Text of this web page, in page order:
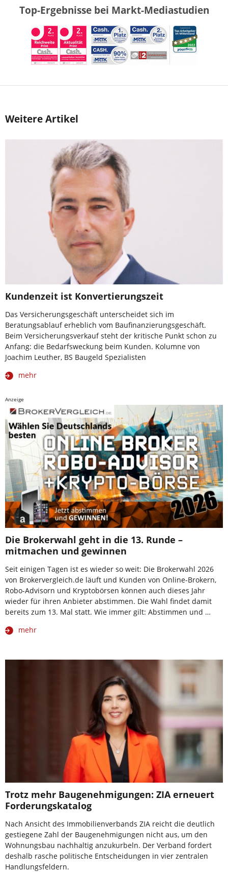
Top-Ergebnisse bei Markt-Mediastudien
Weitere Artikel
Kundenzeit ist Konvertierungszeit
Das Versicherungsgeschäft unterscheidet sich im
Beratungsablauf erheblich vom Baufinanzierungsgeschäft.
Beim Versicherungsverkauf steht der kritische Punkt schon zu
Anfang: die Bedarfsweckung beim Kunden. Kolumne von
Joachim Leuther, BS Baugeld Spezialisten
mehr
Anzeige
Die Brokerwahl geht in die 13. Runde –
mitmachen und gewinnen
Seit einigen Tagen ist es wieder so weit: Die Brokerwahl 2026
von Brokervergleich.de läuft und Kunden von Online-Brokern,
Robo-Advisorn und Kryptobörsen können auch dieses Jahr
wieder für ihren Anbieter abstimmen. Die Wahl findet damit
bereits zum 13. Mal statt. Wie immer gilt: Abstimmen und …
mehr
Trotz mehr Baugenehmigungen: ZIA erneuert
Forderungskatalog
Nach Ansicht des Immobilienverbands ZIA reicht die deutlich
gestiegene Zahl der Baugenehmigungen nicht aus, um den
Wohnungsbau nachhaltig anzukurbeln. Der Verband fordert
deshalb rasche politische Entscheidungen in vier zentralen
Handlungsfeldern.